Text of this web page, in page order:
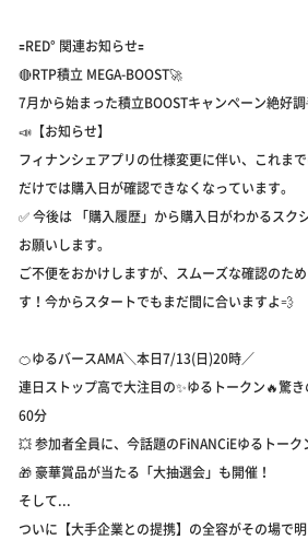
🟰RED° 関連お知らせ🟰
🔴RTP積立 MEGA-BOOST🚀
7月から始まった積立BOOSTキャンペーン絶好
📣【お知らせ】
フィナンシェアプリの仕様変更に伴い、これま
だけでは購入日が確認できなくなっています。
✅ 今後は 「購入履歴」から購入日がわかるスク
お願いします。
ご不便をおかけしますが、スムーズな確認のた
す！今からスタートでもまだ間に合いますよ💨
🍊ゆるバースAMA＼本日7/13(日)20時／
連日ストップ高で大注目の✨ゆるトークン🔥驚
60分
💥 参加者全員に、今話題のFiNANCiEゆるトーク
🎁 豪華賞品が当たる「大抽選会」も開催！
そして...
ついに【大手企業との提携】の全容がその場で明